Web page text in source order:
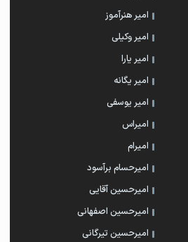
امیر هنرآموز
امیر وکیلی
امیر یارا
امیر یگانه
امیر یوسفی
امیراس
امیرام
امیرحسام برآسود
امیرحسین آقایی
امیرحسین اصفهانی
امیرحسین تیرگانی